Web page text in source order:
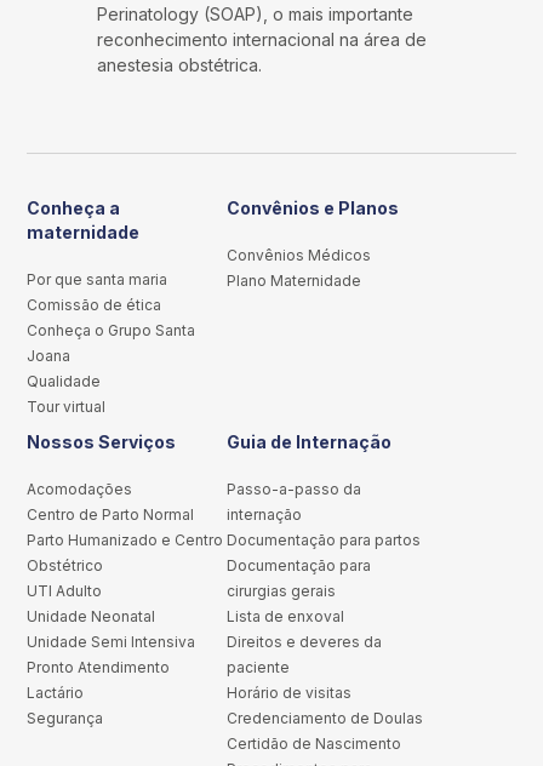
Perinatology (SOAP), o mais importante
reconhecimento internacional na área de
anestesia obstétrica.
Conheça a
maternidade
Por que santa maria
Comissão de ética
Conheça o Grupo Santa
Joana
Qualidade
Tour virtual
Convênios e Planos
Convênios Médicos
Plano Maternidade
Nossos Serviços
Acomodações
Centro de Parto Normal
Parto Humanizado e Centro
Obstétrico
UTI Adulto
Unidade Neonatal
Unidade Semi Intensiva
Pronto Atendimento
Lactário
Segurança
Guia de Internação
Passo-a-passo da
internação
Documentação para partos
Documentação para
cirurgias gerais
Lista de enxoval
Direitos e deveres da
paciente
Horário de visitas
Credenciamento de Doulas
Certidão de Nascimento